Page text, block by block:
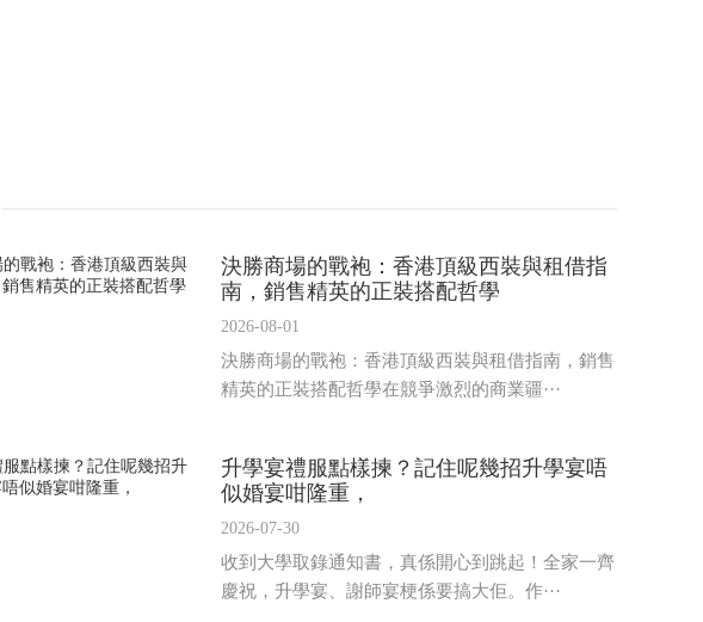
決勝商場的戰袍：香港頂級西裝與租借指
南，銷售精英的正裝搭配哲學
2026-08-01
決勝商場的戰袍：香港頂級西裝與租借指南，銷售
精英的正裝搭配哲學在競爭激烈的商業疆···
升學宴禮服點樣揀？記住呢幾招升學宴唔
似婚宴咁隆重，
2026-07-30
收到大學取錄通知書，真係開心到跳起！全家一齊
慶祝，升學宴、謝師宴梗係要搞大佢。作···